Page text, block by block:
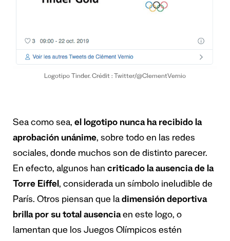
Logotipo Tinder. Crédit : Twitter/@ClementVernio
Sea como sea, el logotipo nunca ha recibido la
aprobación unánime, sobre todo en las redes
sociales, donde muchos son de distinto parecer.
En efecto, algunos han criticado la ausencia de la
Torre Eiffel, considerada un símbolo ineludible de
París. Otros piensan que la dimensión deportiva
brilla por su total ausenciaen este logo, o
lamentan que los Juegos Olímpicos estén